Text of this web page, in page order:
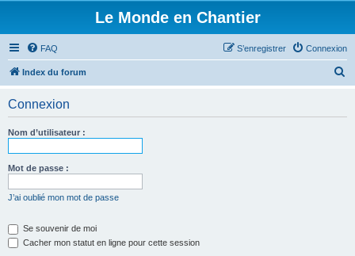
Le Monde en Chantier
FAQ Connexion
S’enregistrer
Index du forum
Connexion
Nom d’utilisateur :
Mot de passe :
J’ai oublié mon mot de passe
Se souvenir de moi
Cacher mon statut en ligne pour cette session